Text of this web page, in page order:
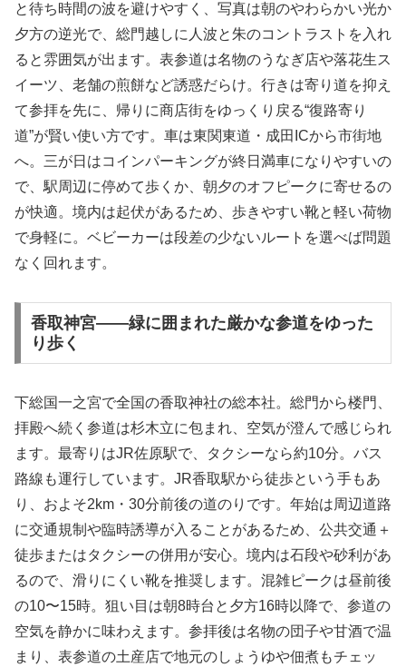
と待ち時間の波を避けやすく、写真は朝のやわらかい光か
夕方の逆光で、総門越しに人波と朱のコントラストを入れ
ると雰囲気が出ます。表参道は名物のうなぎ店や落花生ス
イーツ、老舗の煎餅など誘惑だらけ。行きは寄り道を抑え
て参拝を先に、帰りに商店街をゆっくり戻る“復路寄り
道”が賢い使い方です。車は東関東道・成田ICから市街地
へ。三が日はコインパーキングが終日満車になりやすいの
で、駅周辺に停めて歩くか、朝夕のオフピークに寄せるの
が快適。境内は起伏があるため、歩きやすい靴と軽い荷物
で身軽に。ベビーカーは段差の少ないルートを選べば問題
なく回れます。
香取神宮――緑に囲まれた厳かな参道をゆった
り歩く
下総国一之宮で全国の香取神社の総本社。総門から楼門、
拝殿へ続く参道は杉木立に包まれ、空気が澄んで感じられ
ます。最寄りはJR佐原駅で、タクシーなら約10分。バス
路線も運行しています。JR香取駅から徒歩という手もあ
り、およそ2km・30分前後の道のりです。年始は周辺道路
に交通規制や臨時誘導が入ることがあるため、公共交通＋
徒歩またはタクシーの併用が安心。境内は石段や砂利があ
るので、滑りにくい靴を推奨します。混雑ピークは昼前後
の10〜15時。狙い目は朝8時台と夕方16時以降で、参道の
空気を静かに味わえます。参拝後は名物の団子や甘酒で温
まり、表参道の土産店で地元のしょうゆや佃煮もチェッ